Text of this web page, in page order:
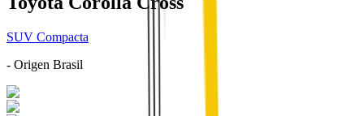
SUV Compacta
- Origen Brasil